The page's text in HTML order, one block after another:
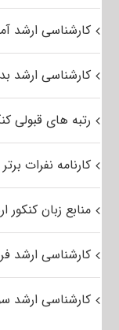
کارشناسی ارشد
کارشناسی ارشد
رتبه های قبولی
کارنامه نفرات
منابع زبان کنکور
کارشناسی ارشد
کارشناسی ارشد